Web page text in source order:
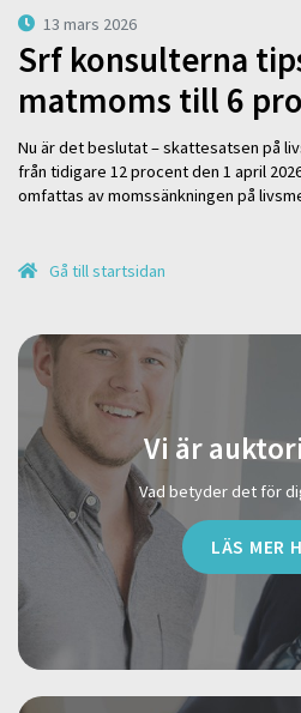
13 mars 2026
Srf konsulterna
matmoms till 6
Nu är det beslutat – skattesatsen på
från tidigare 12 procent den 1 april
omfattas av momssänkningen på
Gå till startsidan
Vi är
Vad betyder det för
LÄS MER